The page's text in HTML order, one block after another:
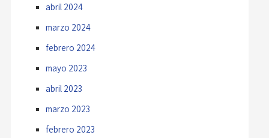
abril 2024
marzo 2024
febrero 2024
mayo 2023
abril 2023
marzo 2023
febrero 2023